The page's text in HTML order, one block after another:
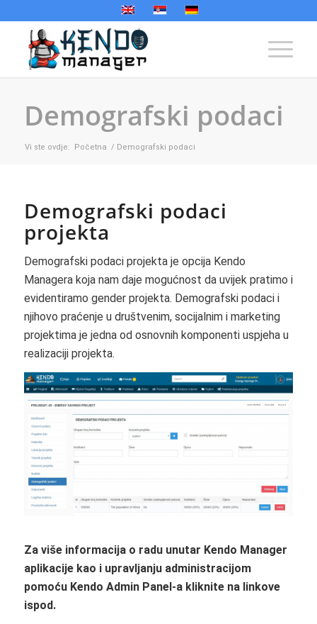
Demografski podaci
Vi ste ovdje: Početna / Demografski podaci
Demografski podaci
projekta
Demografski podaci projekta je opcija Kendo
Managera koja nam daje mogućnost da uvijek pratimo i
evidentiramo gender projekta. Demografski podaci i
njihovo praćenje u društvenim, socijalnim i marketing
projektima je jedna od osnovnih komponenti uspjeha u
realizaciji projekta.
Za više informacija o radu unutar Kendo Manager
aplikacije kao i upravljanju administracijom
pomoću Kendo Admin Panel-a kliknite na linkove
ispod.